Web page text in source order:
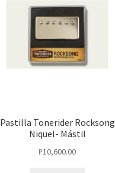
Pastilla Tonerider Rocksong
Niquel- Mástil
₽10,600.00